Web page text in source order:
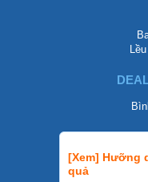
[Xem] Hưỡng
quả